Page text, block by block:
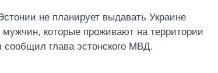
не планирует выдавать Украине
мужчин, которые проживают на территории
глава эстонского МВД.